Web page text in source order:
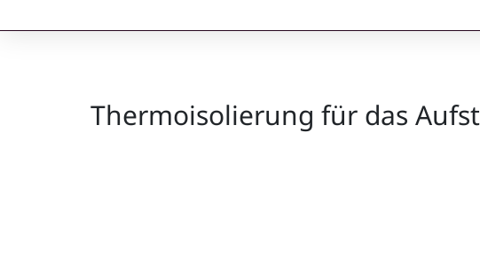
Thermoisolierung für das